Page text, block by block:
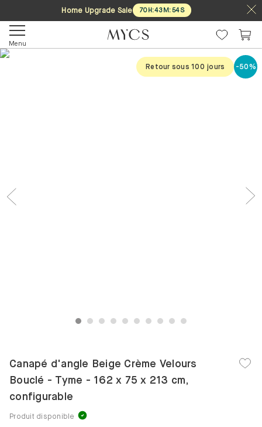
Home Upgrade Sale 70 H:43M:54S
Menu
1 2 3 4 5 6 7 8 9 10
Retour sous 100 jours -50%
Canapé d'angle Beige Crème Velours
Bouclé - Tyme - 162 x 75 x 213 cm,
configurable
Produit disponible